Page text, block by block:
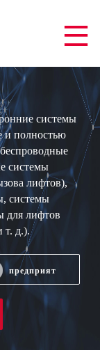
системы
и полностью
системы
лифтов),
системы
для лифтов
т. д.).
предприят